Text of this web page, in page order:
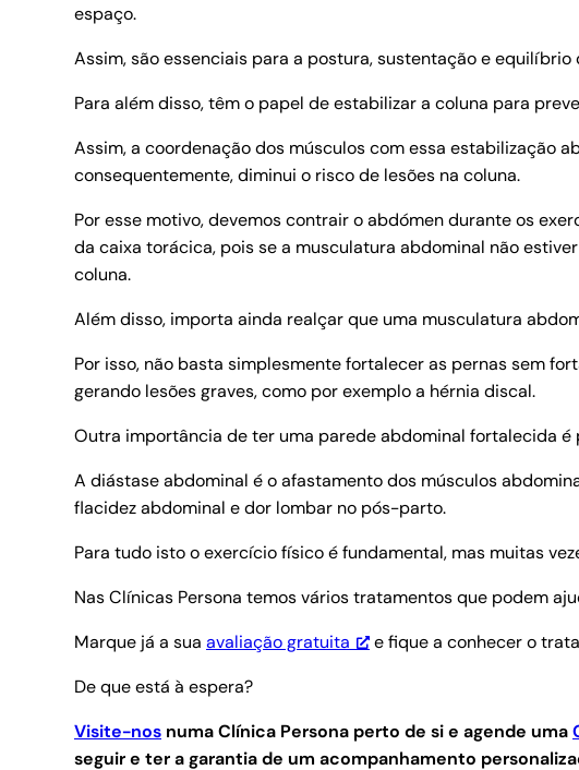
espaço.
Assim, são essenciais para a postura, sustentação e
Para além disso, têm o papel de estabilizar a coluna para
Assim, a coordenação dos músculos com essa estabilização
consequentemente, diminui o risco de lesões na coluna.
Por esse motivo, devemos contrair o abdómen durante os
da caixa torácica, pois se a musculatura abdominal não
coluna.
Além disso, importa ainda realçar que uma musculatura
Por isso, não basta simplesmente fortalecer as pernas sem
gerando lesões graves, como por exemplo a hérnia discal.
Outra importância de ter uma parede abdominal fortalecida
A diástase abdominal é o afastamento dos músculos
flacidez abdominal e dor lombar no pós-parto.
Para tudo isto o exercício físico é fundamental, mas muitas
Nas Clínicas Persona temos vários tratamentos que podem
Marque já a sua avaliação gratuita
e fique a conhecer o
De que está à espera?
Visite-nos numa Clínica Persona perto de si e agende uma
seguir e ter a garantia de um acompanhamento